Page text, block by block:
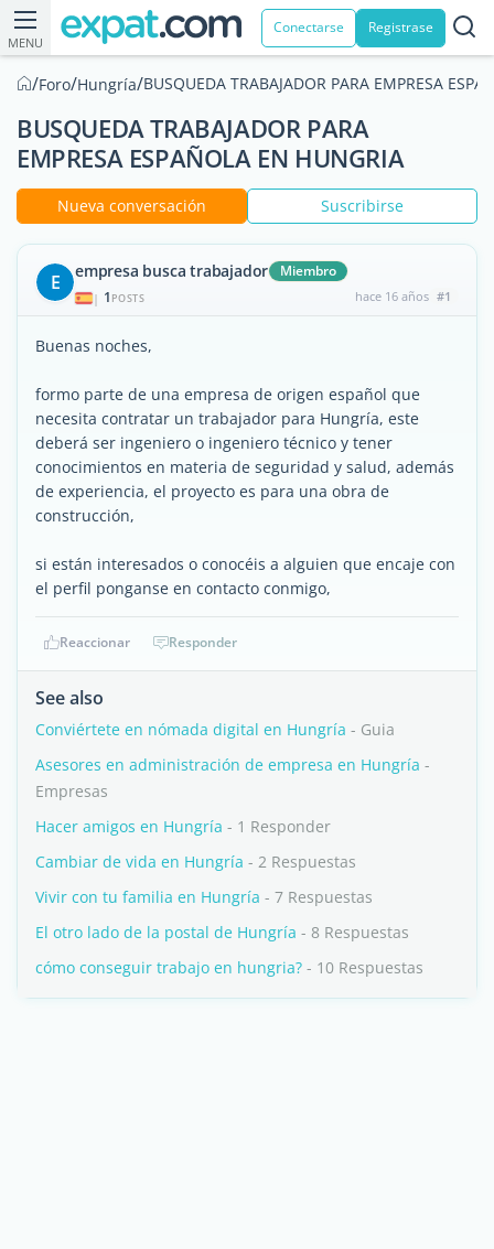
MENU
Conectarse Registrase
/Foro/Hungría/BUSQUEDA TRABAJADOR PARA EMPRESA
BUSQUEDA TRABAJADOR PARA
EMPRESA ESPAÑOLA EN HUNGRIA
Nueva conversación Suscribirse
E empresa busca trabajador Miembro
| 1 POSTS hace 16 años #1
Buenas noches,
formo parte de una empresa de origen español que
necesita contratar un trabajador para Hungría, este
deberá ser ingeniero o ingeniero técnico y tener
conocimientos en materia de seguridad y salud, además
de experiencia, el proyecto es para una obra de
construcción,
si están interesados o conocéis a alguien que encaje con
el perfil ponganse en contacto conmigo,
Reaccionar Responder
See also
Conviértete en nómada digital en Hungría - Guia
Asesores en administración de empresa en Hungría -
Empresas
Hacer amigos en Hungría - 1 Responder
Cambiar de vida en Hungría - 2 Respuestas
Vivir con tu familia en Hungría - 7 Respuestas
El otro lado de la postal de Hungría - 8 Respuestas
cómo conseguir trabajo en hungria? - 10 Respuestas